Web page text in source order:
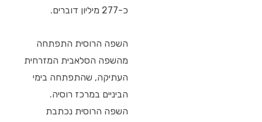
כ-277 מיליון דוברים.
השפה הרוסית התפתחה
מהשפה הסלאבית המזרחית
העתיקה, שהתפתחה בימי
הביניים במרכז רוסיה.
השפה הרוסית נכתבת